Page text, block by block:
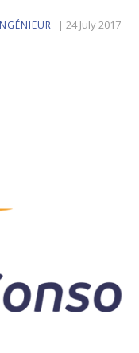
| 24 July 2017